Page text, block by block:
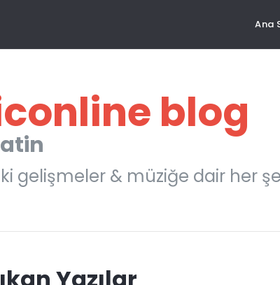
Ana
blog
gelişmeler & müziğe dair her